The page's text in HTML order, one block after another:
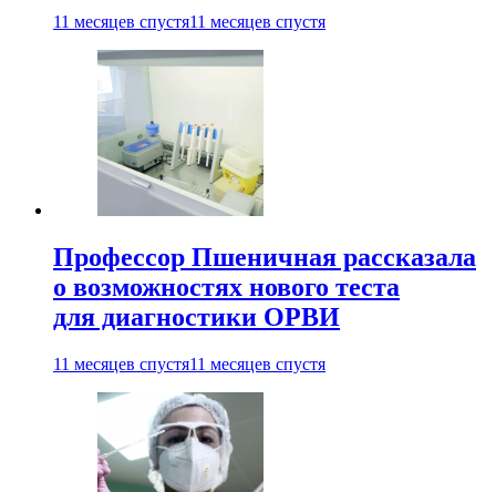
11 месяцев спустя11 месяцев спустя
Профессор Пшеничная рассказала
о возможностях нового теста
для диагностики ОРВИ
11 месяцев спустя11 месяцев спустя